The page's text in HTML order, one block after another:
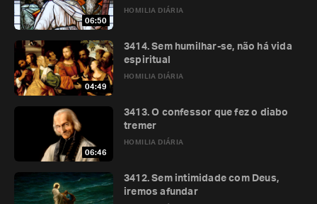
06:50
HOMILIA DIÁRIA
04:49
HOMILIA DIÁRIA
3414. Sem humilhar-se, não há vida
espiritual
06:46
HOMILIA DIÁRIA
3413. O confessor que fez o diabo
tremer
3412. Sem intimidade com Deus,
iremos afundar